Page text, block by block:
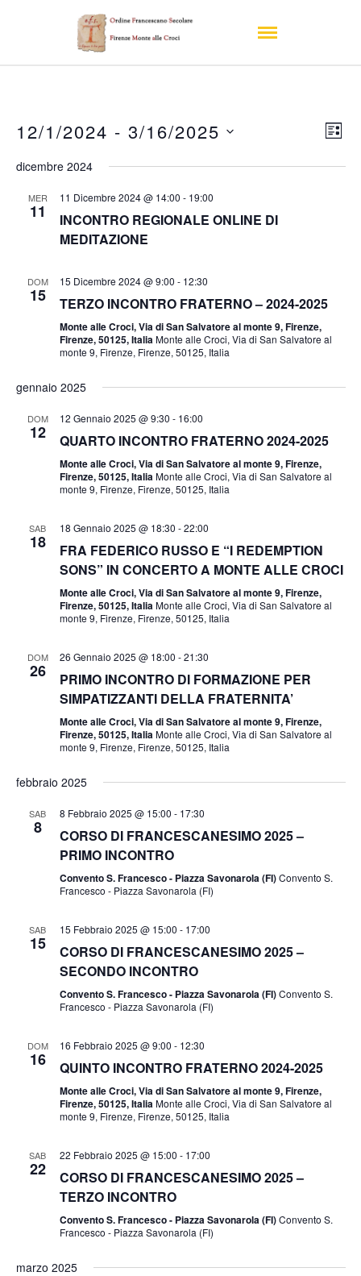
12/1/2024 - 3/16/2025
la
dicembre 2024
MER
11
11 Dicembre 2024 @ 14:00 - 19:00
INCONTRO REGIONALE ONLINE DI
MEDITAZIONE
DOM
15
15 Dicembre 2024 @ 9:00 - 12:30
TERZO INCONTRO FRATERNO – 2024-2025
Monte alle Croci, Via di San Salvatore al monte 9, Firenze,
Firenze, 50125, ItaliaMonte alle Croci, Via di San Salvatore al
monte 9, Firenze, Firenze, 50125, Italia
gennaio 2025
DOM
12
12 Gennaio 2025 @ 9:30 - 16:00
QUARTO INCONTRO FRATERNO 2024-2025
Monte alle Croci, Via di San Salvatore al monte 9, Firenze,
Firenze, 50125, ItaliaMonte alle Croci, Via di San Salvatore al
monte 9, Firenze, Firenze, 50125, Italia
SAB
18
18 Gennaio 2025 @ 18:30 -22:00
FRA FEDERICO RUSSO E “I REDEMPTION
SONS” IN CONCERTO A MONTE ALLE CROCI
Monte alle Croci, Via di San Salvatore al monte 9, Firenze,
Firenze, 50125, ItaliaMonte alle Croci, Via di San Salvatore al
monte 9, Firenze, Firenze, 50125, Italia
DOM
26
26 Gennaio 2025 @ 18:00 -21:30
PRIMO INCONTRO DI FORMAZIONE PER
SIMPATIZZANTI DELLA FRATERNITA’
Monte alle Croci, Via di San Salvatore al monte 9, Firenze,
Firenze, 50125, ItaliaMonte alle Croci, Via di San Salvatore al
monte 9, Firenze, Firenze, 50125, Italia
febbraio 2025
SAB
8
8 Febbraio 2025 @ 15:00 - 17:30
CORSO DI FRANCESCANESIMO 2025 –
PRIMO INCONTRO
Convento S. Francesco - Piazza Savonarola (FI)Convento S.
Francesco - Piazza Savonarola (FI)
SAB
15
15 Febbraio 2025 @ 15:00 - 17:00
CORSO DI FRANCESCANESIMO 2025 –
SECONDO INCONTRO
Convento S. Francesco - Piazza Savonarola (FI)Convento S.
Francesco - Piazza Savonarola (FI)
DOM
16
16 Febbraio 2025 @ 9:00 - 12:30
QUINTO INCONTRO FRATERNO 2024-2025
Monte alle Croci, Via di San Salvatore al monte 9, Firenze,
Firenze, 50125, ItaliaMonte alle Croci, Via di San Salvatore al
monte 9, Firenze, Firenze, 50125, Italia
SAB
22
22 Febbraio 2025 @ 15:00 - 17:00
CORSO DI FRANCESCANESIMO 2025 –
TERZO INCONTRO
Convento S. Francesco - Piazza Savonarola (FI)Convento S.
Francesco - Piazza Savonarola (FI)
marzo 2025